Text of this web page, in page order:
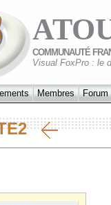
COMMUNAUTÉ
Visual FoxPro : le
Membres Forum